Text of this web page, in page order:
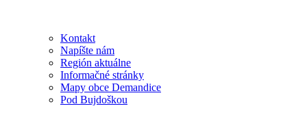
Kontakt
Napíšte nám
Región aktuálne
Informačné stránky
Mapy obce Demandice
Pod Bujdoškou